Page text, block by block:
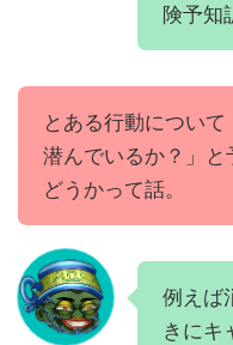
険予知
とある行動につい
潜んでいるか？」と
どうかって話。
例えば
きにキ